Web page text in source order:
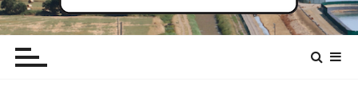
c
o TCNA NARBONNE
Transparence des canaux de la narbonnaise